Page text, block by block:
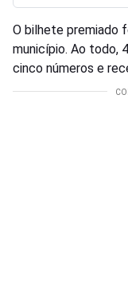
O bilhete premiado
município. Ao todo,
cinco números e